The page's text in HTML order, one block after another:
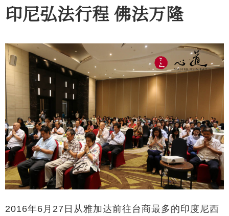
印尼弘法行程 佛法万隆
2016年6月27日从雅加达前往台商最多的印度尼西